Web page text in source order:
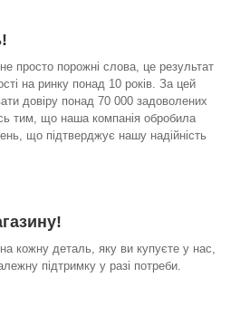
просто порожні слова, це результат
на ринку понад 10 років. За цей
довіру понад 70 000 задоволених
тим, що наша компанія обробила
що підтверджує нашу надійність
кожну деталь, яку ви купуєте у нас,
підтримку у разі потреби.